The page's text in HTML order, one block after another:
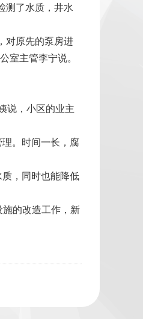
测了水质，井水
对原先的泵房进
室主管李宁说。
说，小区的业主
。时间一长，腐
，同时也能降低
的改造工作，新